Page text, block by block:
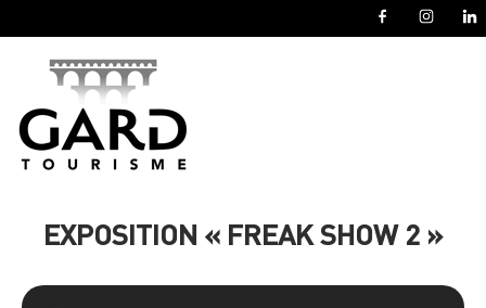
EXPOSITION « FREAK SHOW 2 »